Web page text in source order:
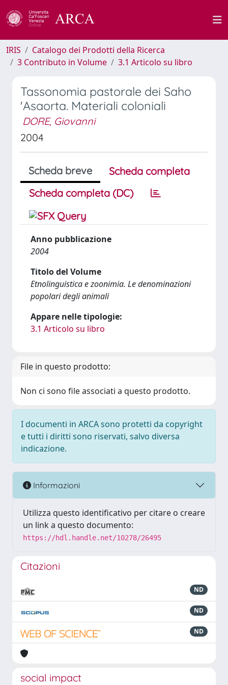
IRIS
Catalogo dei Prodotti della Ricerca
3 Contributo in Volume
3.1 Articolo su libro
Tassonomia pastorale dei Saho
'Asaorta. Materiali coloniali
DORE, Giovanni
2004
Scheda breve
Scheda completa
Scheda completa (DC)
Anno pubblicazione
2004
Titolo del Volume
Etnolinguistica e zoonimia. Le denominazioni
popolari degli animali
Appare nelle tipologie:
3.1 Articolo su libro
File in questo prodotto:
Non ci sono file associati a questo prodotto.
I documenti in ARCA sono protetti da copyright
e tutti i diritti sono riservati, salvo diversa
indicazione.
Informazioni
Utilizza questo identificativo per citare o creare
un link a questo documento:
https://hdl.handle.net/10278/26495
Citazioni
ND
ND
ND
social impact